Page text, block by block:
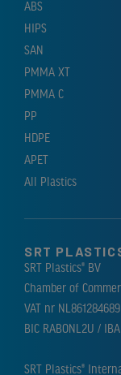
ABS
HIPS
SAN
PMMA XT
PMMA C
PP
HDPE
APET
All Plastics
SRT
SRT Plastics® BV
Chamber of
VAT nr
BIC RABONL2U /
SRT Plastics®